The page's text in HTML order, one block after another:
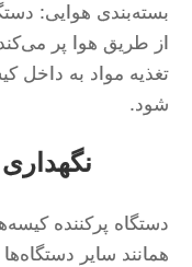
بسته‌بندی هوایی:
از طریق هوا پر
تغذیه مواد به داخل
شود.
همانند سایر